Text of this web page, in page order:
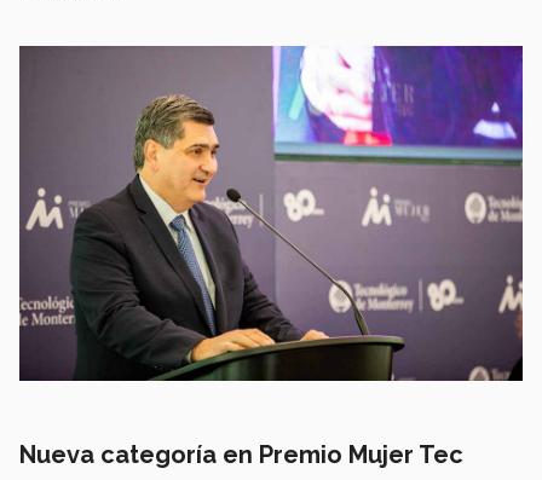
Nueva categoría en Premio Mujer Tec